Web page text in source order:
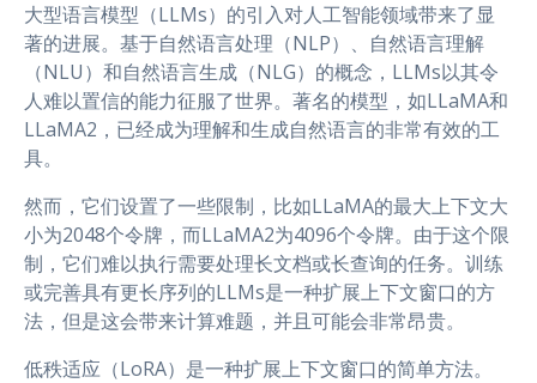
大型语言模型（LLMs）的引入对人工智能领域带来了显
著的进展。基于自然语言处理（NLP）、自然语言理解
（NLU）和自然语言生成（NLG）的概念，LLMs以其令
人难以置信的能力征服了世界。著名的模型，如LLaMA和
LLaMA2，已经成为理解和生成自然语言的非常有效的工
具。
然而，它们设置了一些限制，比如LLaMA的最大上下文大
小为2048个令牌，而LLaMA2为4096个令牌。由于这个限
制，它们难以执行需要处理长文档或长查询的任务。训练
或完善具有更长序列的LLMs是一种扩展上下文窗口的方
法，但是这会带来计算难题，并且可能会非常昂贵。
低秩适应（LoRA）是一种扩展上下文窗口的简单方法。